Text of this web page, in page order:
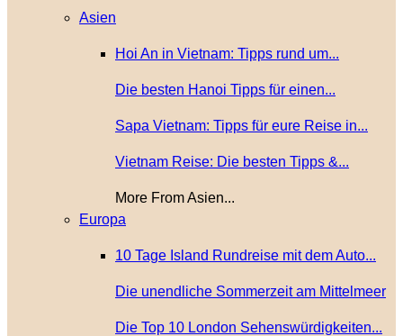
Asien
Hoi An in Vietnam: Tipps rund um...
Die besten Hanoi Tipps für einen...
Sapa Vietnam: Tipps für eure Reise in...
Vietnam Reise: Die besten Tipps &...
More From Asien...
Europa
10 Tage Island Rundreise mit dem Auto...
Die unendliche Sommerzeit am Mittelmeer
Die Top 10 London Sehenswürdigkeiten...